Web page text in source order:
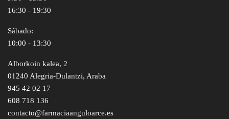
16:30 - 19:30
Sábado:
10:00 - 13:30
Alborkoin kalea, 2
01240 Alegria-Dulantzi, Araba
945 42 02 17
608 718 136
contacto@farmaciaanguloarce.es